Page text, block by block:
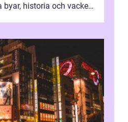
byar, historia och vacker